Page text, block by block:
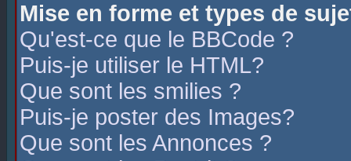
Mise en forme et types de
Qu'est-ce que le BBCode ?
Puis-je utiliser le HTML?
Que sont les smilies ?
Puis-je poster des Images?
Que sont les Annonces ?